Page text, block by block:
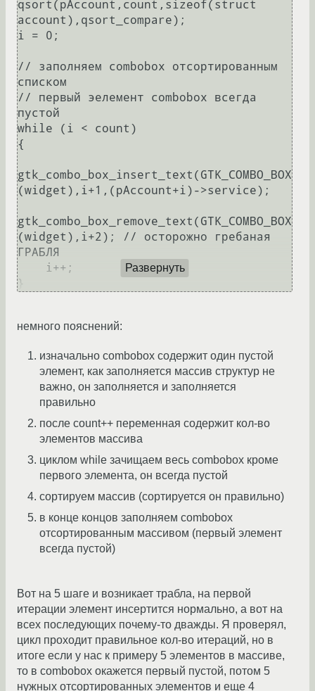
qsort(pAccount,count,sizeof(struct
account),qsort_compare);
i = 0;
// заполняем combobox отсортированным
списком
// первый эелемент combobox всегда
пустой
while (i < count)
{
gtk_combo_box_insert_text(GTK_COMBO_BOX
(widget),i+1,(pAccount+i)->service);
gtk_combo_box_remove_text(GTK_COMBO_BOX
(widget),i+2); // осторожно гребаная
ГРАБЛЯ
}
Развернуть
немного пояснений:
изначально combobox содержит один пустой
элемент, как заполняется массив структур не
важно, он заполняется и заполняется
правильно
после count++ переменная содержит кол-во
элементов массива
циклом while зачищаем весь combobox кроме
первого элемента, он всегда пустой
сортируем массив (сортируется он правильно)
в конце концов заполняем combobox
отсортированным массивом (первый элемент
всегда пустой)
Вот на 5 шаге и возникает трабла, на первой
итерации элемент инсертится нормально, а вот на
всех последующих почему-то дважды. Я проверял,
цикл проходит правильное кол-во итераций, но в
итоге если у нас к примеру 5 элементов в массиве,
то в combobox окажется первый пустой, потом 5
нужных отсортированных элементов и еще 4